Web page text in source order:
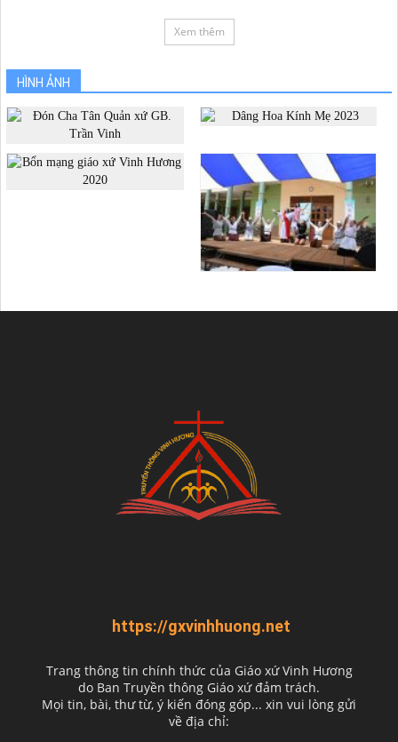
Xem thêm
HÌNH ẢNH
https://gxvinhhuong.net
Trang thông tin chính thức của Giáo xứ Vinh Hương
do Ban Truyền thông Giáo xứ đảm trách.
Mọi tin, bài, thư từ, ý kiến đóng góp... xin vui lòng gửi
về địa chỉ: